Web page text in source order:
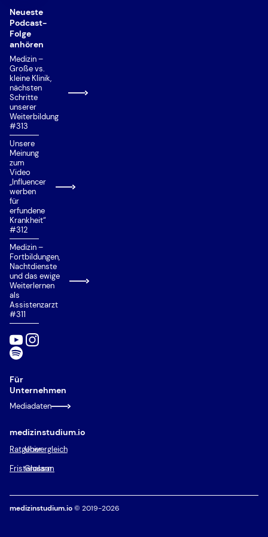
MedAT
Nachteilsausgleich
Ortspräferenz
Priorisierung
Private Universität/Hochschule
Quereinstieg
Situational Judgement Test (SJT)
Studienplatzklage
Studierfähigkeitstest Münster
Talentquote
Test für Ausländische Studierende (TestAS)
Test für Medizinische Studiengänge (TMS)
Wartezeitquote
Zusätzliche Eignungsquote (ZEQ)
Zweitstudium
Neueste
Podcast-
Folge
anhören
Medizin –
Große vs.
kleine Klinik,
nächsten
Schritte
unserer
Weiterbildung
#313
Unsere
Meinung
zum
Video
„Influencer
werben
für
erfundene
Krankheit“
#312
Medizin –
Fortbildungen,
Nachtdienste
und das ewige
Weiterlernen
als
Assistenzarzt
#311
medizinstudium.io
Ratgeber
Univergleich
Fristenalarm
Glossar
Für
Unternehmen
Mediadaten
medizinstudium.io© 2019-2026